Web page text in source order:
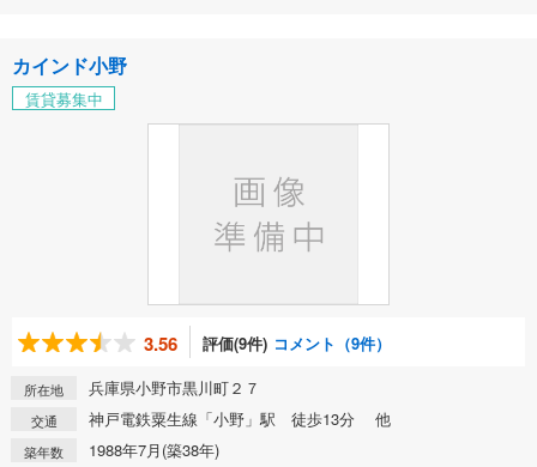
カインド小野
賃貸募集中
3.56 評価(9件) コメント（9件）
所在地 兵庫県小野市黒川町２７
交通 神戸電鉄粟生線「小野」駅 徒歩13分 他
築年数 1988年7月(築38年)